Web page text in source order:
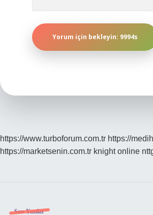
https://www.turboforum.com.tr https://
https://marketsenin.com.tr knight online
Son Yazılar